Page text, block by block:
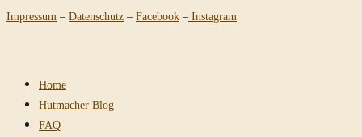
Impressum – Datenschutz – Facebook – Instagram
Home
Hutmacher Blog
FAQ